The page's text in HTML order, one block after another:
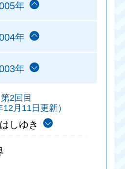
年
年
年
第2回目
12月11日更新）
しゆき